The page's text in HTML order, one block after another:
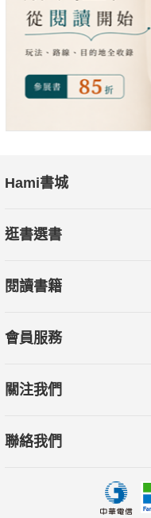
Hami書城
逛書選書
閱讀書籍
會員服務
關注我們
聯絡我們